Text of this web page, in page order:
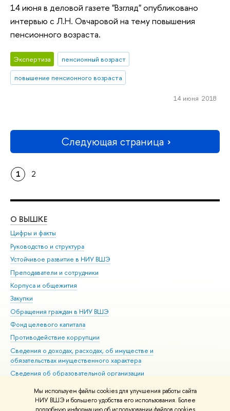
Мы используем файлы cookies для улучшения работы сайта
НИУ ВШЭ и большего удобства его использования. Более
14 июня в деловой газете "Взгляд" опубликовано
интервью с Л.Н. Овчаровой на тему повышения
пенсионного возраста.
Экспертиза
пенсионный возраст
повышение пенсионного возраста
14 июня 2018
Следующая страница
1 2
О ВЫШКЕ
Цифры и факты
Руководство и структура
Устойчивое развитие в НИУ ВШЭ
Преподаватели и сотрудники
Корпуса и общежития
Закупки
Обращения граждан в НИУ ВШЭ
Фонд целевого капитала
Противодействие коррупции
Сведения о доходах, расходах, об имуществе и
обязательствах имущественного характера
Сведения об образовательной организации
Людям с ограниченными возможностями здоровья
Единая платежная страница